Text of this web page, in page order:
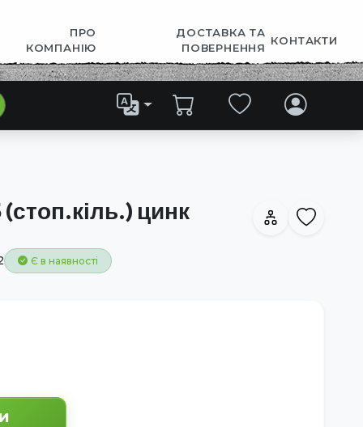
ПРО
КОМПАНІЮ
ДОСТАВКА ТА
ПОВЕРНЕННЯ
КОНТАКТИ
цинк
Є в наявності